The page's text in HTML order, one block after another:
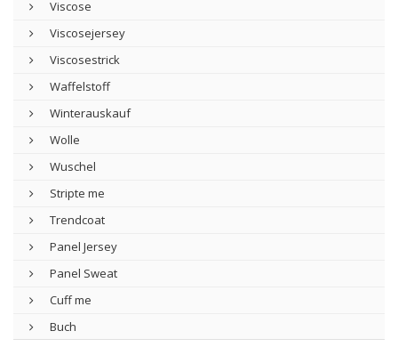
Viscose
Viscosejersey
Viscosestrick
Waffelstoff
Winterauskauf
Wolle
Wuschel
Stripte me
Trendcoat
Panel Jersey
Panel Sweat
Cuff me
Buch